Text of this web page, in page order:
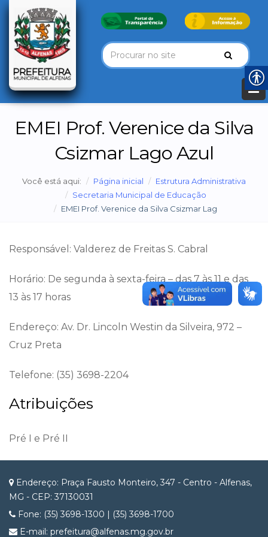
EMEI Prof. Verenice da Silva
Csizmar Lago Azul
Você está aqui: Página inicial
Estrutura Administrativa
Secretaria Municipal de Educação
EMEI Prof. Verenice da Silva Csizmar Lag
Responsável: Valderez de Freitas S. Cabral
Horário: De segunda à sexta-feira – das 7 às 11 e das
13 às 17 horas
Endereço: Av. Dr. Lincoln Westin da Silveira, 972 –
Cruz Preta
Telefone: (35) 3698-2204
Atribuições
Pré I e Pré II
Endereço: Praça Fausto Monteiro, 347 - Centro - Alfenas,
MG - CEP: 37130031
Fone: (35) 3698-1300 | (35) 3698-1700
E-mail: prefeitura@alfenas.mg.gov.br